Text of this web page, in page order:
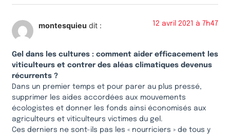
montesquieu dit : 12 avril 2021 à 7h47
Gel dans les cultures : comment aider efficacement les
viticulteurs et contrer des aléas climatiques devenus
récurrents ?
Dans un premier temps et pour parer au plus pressé,
supprimer les aides accordées aux mouvements
écologistes et donner les fonds ainsi économisés aux
agriculteurs et viticulteurs victimes du gel.
Ces derniers ne sont-ils pas les « nourriciers » de tous y